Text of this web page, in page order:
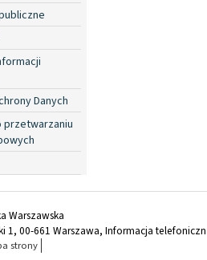
Danych
przetwarzaniu
Warszawska
1, 00-661 Warszawa, Informacja
strony